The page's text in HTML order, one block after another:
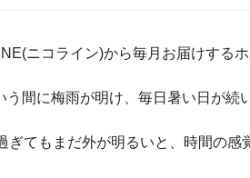
ニコライン)から毎月お届けする
う間に梅雨が明け、毎日暑い日が続
ぎてもまだ外が明るいと、時間の感